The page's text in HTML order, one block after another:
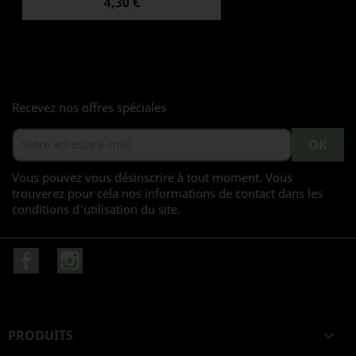
Recevez nos offres spéciales
Vous pouvez vous désinscrire à tout moment. Vous
trouverez pour cela nos informations de contact dans les
conditions d'utilisation du site.
PRODUITS 